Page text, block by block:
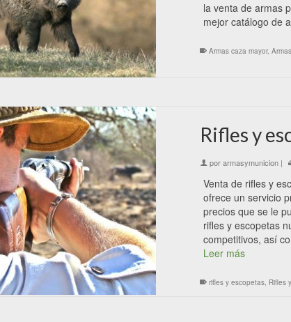
la venta de armas
mejor catálogo de
Armas caza mayor,
Rifles y
porarmasymunicion|
Venta de rifles y
ofrece un servicio
precios que se le
rifles y escopetas
competitivos, así
Leer más
rifles y escopetas, Rifles